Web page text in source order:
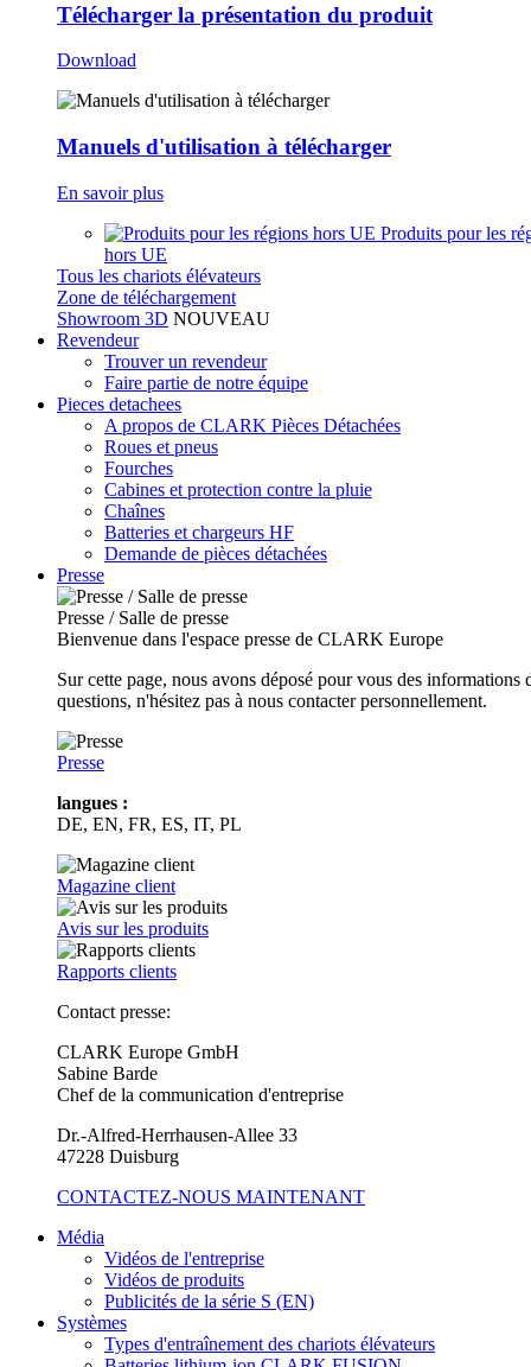
Télécharger la présentation du produit
Download
Manuels d'utilisation à télécharger
En savoir plus
Produits pour les
hors UE
Tous les chariots élévateurs
Zone de téléchargement
Showroom 3D NOUVEAU
Revendeur
Trouver un revendeur
Faire partie de notre équipe
Pieces detachees
A propos de CLARK Pièces Détachées
Roues et pneus
Fourches
Cabines et protection contre la pluie
Chaînes
Batteries et chargeurs HF
Demande de pièces détachées
Presse
Presse / Salle de presse
Bienvenue dans l'espace presse de CLARK Europe
Sur cette page, nous avons déposé pour vous des
questions, n'hésitez pas à nous contacter personnellement.
Presse
langues :
DE, EN, FR, ES, IT, PL
Magazine client
Avis sur les produits
Rapports clients
Contact presse:
CLARK Europe GmbH
Sabine Barde
Chef de la communication d'entreprise
Dr.-Alfred-Herrhausen-Allee 33
47228 Duisburg
CONTACTEZ-NOUS MAINTENANT
Média
Vidéos de l'entreprise
Vidéos de produits
Publicités de la série S (EN)
Systèmes
Types d'entraînement des chariots élévateurs